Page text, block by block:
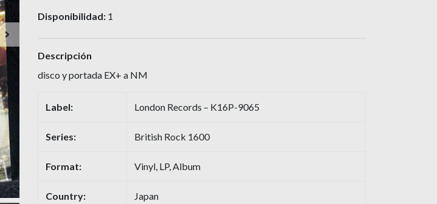
Disponibilidad: 1
Descripción
disco y portada EX+ a NM
Label: London Records – K16P-9065
Series: British Rock 1600
Format: Vinyl, LP, Album
Country: Japan